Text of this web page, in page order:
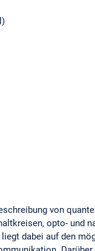
von
opto- und
dabei auf den